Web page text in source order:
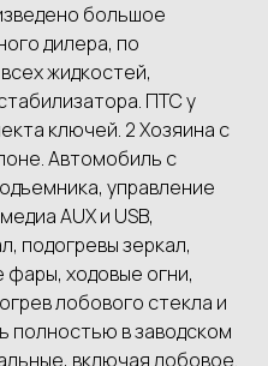
большое
дилера, по
жидкостей,
ПТС у
ключей. 2 Хозяина с
Автомобиль с
управление
AUX и USB,
подогревы зеркал,
ходовые огни,
лобового стекла и
полностью в заводском
включая лобовое.